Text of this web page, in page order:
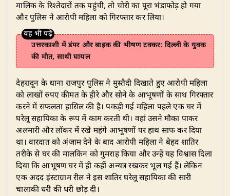
मालिक के रिश्तेदारों तक पहुंची, तो चोरी का पूरा भंडाफोड़ हो गया
और पुलिस ने आरोपी महिला को गिरफ्तार कर लिया।
उत्तरकाशी में डंपर और बाइक की भीषण टक्कर: दिल्ली के युवक
की मौत, साथी घायल
​देहरादून के थाना राजपुर पुलिस ने मुस्तैदी दिखाते हुए आरोपी महिला
को लाखों रुपए कीमत के हीरे और सोने के आभूषणों के साथ गिरफ्तार
करने में सफलता हासिल की है। पकड़ी गई महिला पहले एक घर में
घरेलू सहायिका के रूप में काम करती थी। वहां उसने मौका पाकर
अलमारी और लॉकर में रखे महंगे आभूषणों पर हाथ साफ कर दिया
था। वारदात को अंजाम देने के बाद आरोपी महिला ने बेहद शातिर
तरीके से घर की मालकिन को गुमराह किया और उन्हें यह विश्वास दिला
दिया कि आभूषण घर में ही कहीं अन्यत्र रखकर भूल गई हैं। लेकिन
एक अदद इंस्टाग्राम रील ने इस शातिर घरेलू सहायिका की सारी
चालाकी धरी की धरी छोड़ दी।